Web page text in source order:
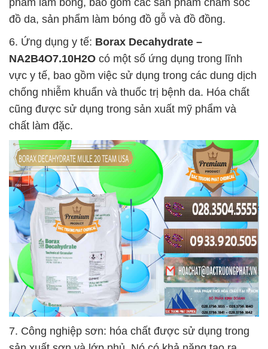
đồ da, sản phẩm làm bóng đồ gỗ và đồ đồng.
6. Ứng dụng y tế: Borax Decahydrate –
NA2B4O7.10H2O có một số ứng dụng trong lĩnh
vực y tế, bao gồm việc sử dụng trong các dung dịch
chống nhiễm khuẩn và thuốc trị bệnh da. Hóa chất
cũng được sử dụng trong sản xuất mỹ phẩm và
chất làm đặc.
7. Công nghiệp sơn: hóa chất được sử dụng trong